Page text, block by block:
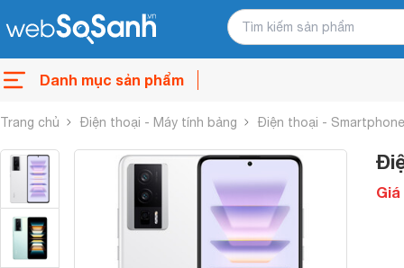
Danh mục sản phẩm
Trang chủ Điện thoại - Máy tính bảng Điện thoại - Smartphone
Giá